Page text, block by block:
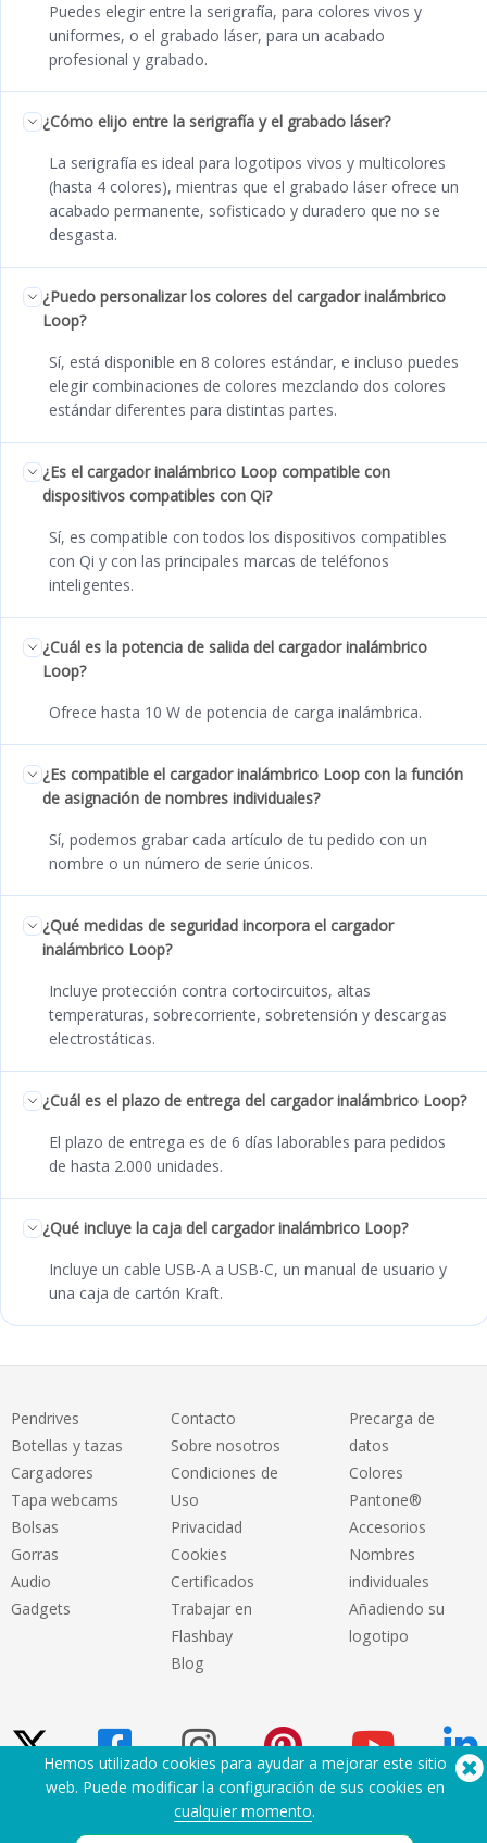
Puedes elegir entre la serigrafía, para colores vivos y
uniformes, o el grabado láser, para un acabado
profesional y grabado.
¿Cómo elijo entre la serigrafía y el grabado láser?
La serigrafía es ideal para logotipos vivos y multicolores
(hasta 4 colores), mientras que el grabado láser ofrece un
acabado permanente, sofisticado y duradero que no se
desgasta.
¿Puedo personalizar los colores del cargador inalámbrico
Loop?
Sí, está disponible en 8 colores estándar, e incluso puedes
elegir combinaciones de colores mezclando dos colores
estándar diferentes para distintas partes.
¿Es el cargador inalámbrico Loop compatible con
dispositivos compatibles con Qi?
Sí, es compatible con todos los dispositivos compatibles
con Qi y con las principales marcas de teléfonos
inteligentes.
¿Cuál es la potencia de salida del cargador inalámbrico
Loop?
Ofrece hasta 10 W de potencia de carga inalámbrica.
¿Es compatible el cargador inalámbrico Loop con la función
de asignación de nombres individuales?
Sí, podemos grabar cada artículo de tu pedido con un
nombre o un número de serie únicos.
¿Qué medidas de seguridad incorpora el cargador
inalámbrico Loop?
Incluye protección contra cortocircuitos, altas
temperaturas, sobrecorriente, sobretensión y descargas
electrostáticas.
¿Cuál es el plazo de entrega del cargador inalámbrico Loop?
El plazo de entrega es de 6 días laborables para pedidos
de hasta 2.000 unidades.
¿Qué incluye la caja del cargador inalámbrico Loop?
Incluye un cable USB-A a USB-C, un manual de usuario y
una caja de cartón Kraft.
Pendrives
Botellas y tazas
Cargadores
Tapa webcams
Bolsas
Gorras
Audio
Gadgets
Contacto
Sobre nosotros
Condiciones de
Uso
Privacidad
Cookies
Certificados
Trabajar en
Flashbay
Blog
Precarga de
datos
Colores
Pantone®
Accesorios
Nombres
individuales
Añadiendo su
logotipo
¿Necesita ayuda? Tlf:
Hemos utilizado cookies para ayudar a mejorar este sitio
web. Puede modificar la configuración de sus cookies en
cualquier momento.